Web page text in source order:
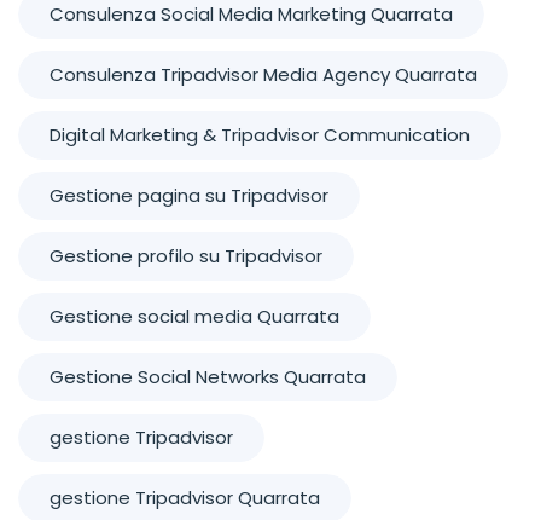
Consulenza Social Media Marketing Quarrata
Consulenza Tripadvisor Media Agency Quarrata
Digital Marketing & Tripadvisor Communication
Gestione pagina su Tripadvisor
Gestione profilo su Tripadvisor
Gestione social media Quarrata
Gestione Social Networks Quarrata
gestione Tripadvisor
gestione Tripadvisor Quarrata